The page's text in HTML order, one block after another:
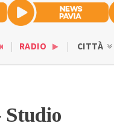
RADIO CITTÀ
Studio